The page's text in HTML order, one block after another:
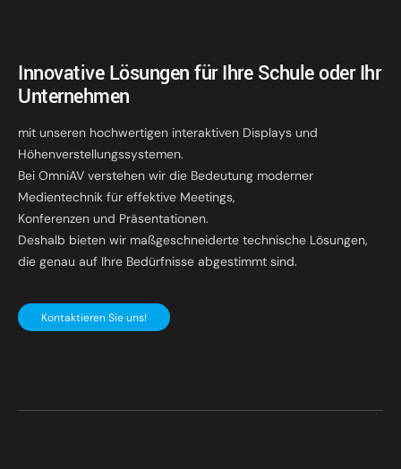
Innovative Lösungen für Ihre Schule oder Ihr
Unternehmen
mit unseren hochwertigen interaktiven Displays und
Höhenverstellungssystemen.
Bei OmniAV verstehen wir die Bedeutung moderner
Medientechnik für effektive Meetings,
Konferenzen und Präsentationen.
Deshalb bieten wir maßgeschneiderte technische Lösungen,
die genau auf Ihre Bedürfnisse abgestimmt sind.
Kontaktieren Sie uns!